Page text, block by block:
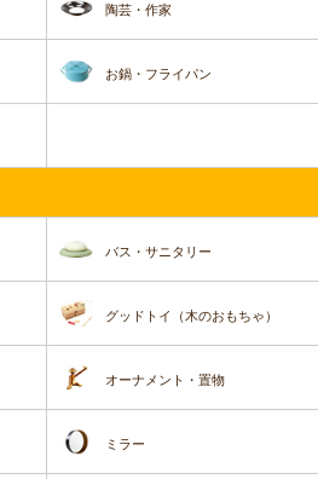
陶芸・作家
お鍋・フライパン
バス・サニタリー
グッドトイ（木のおもちゃ）
オーナメント・置物
ミラー